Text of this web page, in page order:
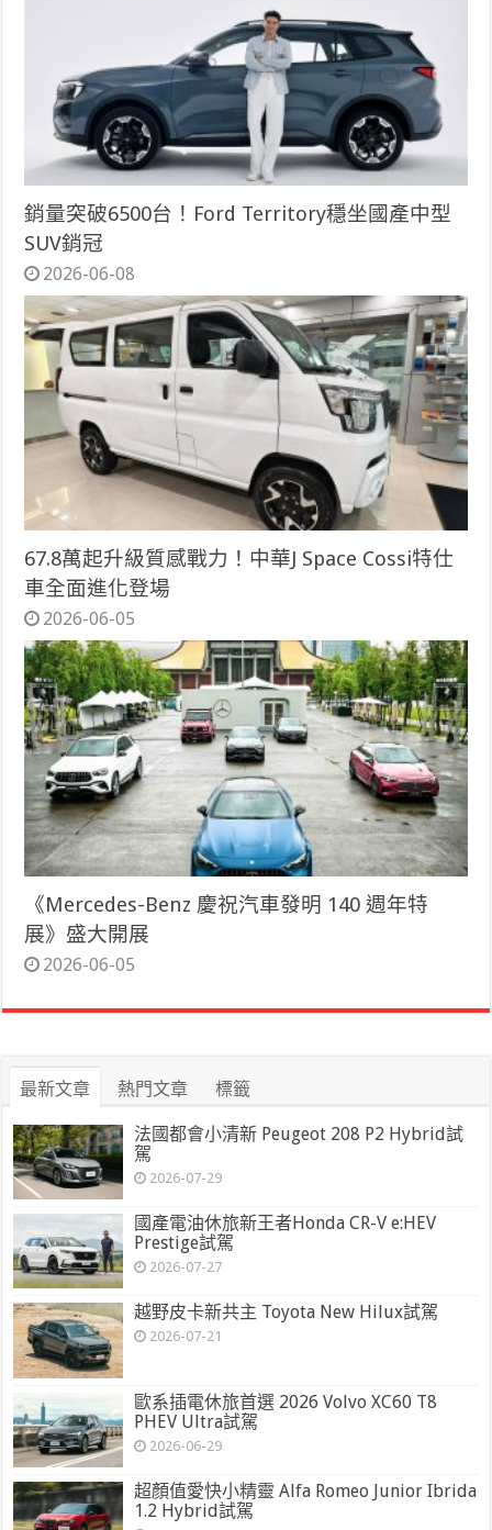
銷量突破6500台！Ford Territory穩坐國產中型
SUV銷冠
2026-06-08
67.8萬起升級質感戰力！中華J Space Cossi特仕
車全面進化登場
2026-06-05
《Mercedes-Benz 慶祝汽車發明 140 週年特
展》盛大開展
2026-06-05
最新文章 熱門文章 標籤
法國都會小清新 Peugeot 208 P2 Hybrid試
駕
2026-07-29
國產電油休旅新王者Honda CR-V e:HEV
Prestige試駕
2026-07-27
越野皮卡新共主 Toyota New Hilux試駕
2026-07-21
歐系插電休旅首選 2026 Volvo XC60 T8
PHEV Ultra試駕
2026-06-29
超顏值愛快小精靈 Alfa Romeo Junior Ibrida
1.2 Hybrid試駕